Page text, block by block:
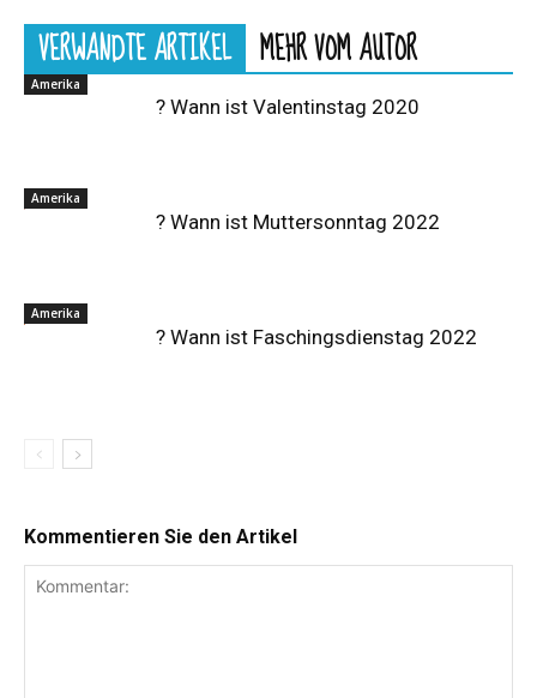
VERWANDTE ARTIKEL MEHR VOM AUTOR
Amerika
? Wann ist Valentinstag 2020
Amerika
? Wann ist Muttersonntag 2022
Amerika
? Wann ist Faschingsdienstag 2022
Kommentieren Sie den Artikel